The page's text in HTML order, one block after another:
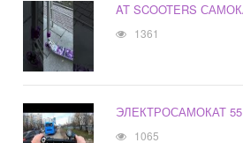
AT SCOOTERS
1361
ЭЛЕКТРОСАМОКАТ
1065